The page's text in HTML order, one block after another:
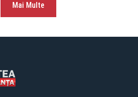
Mai Multe